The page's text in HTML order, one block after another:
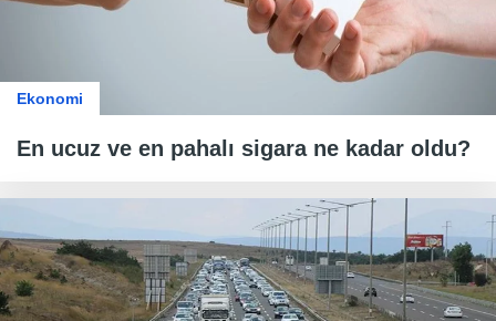
Ekonomi
En ucuz ve en pahalı sigara ne kadar oldu?